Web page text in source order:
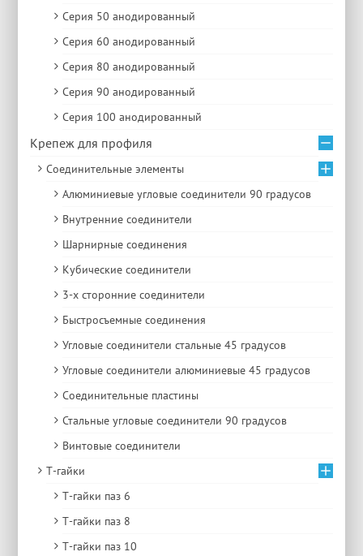
Серия 50 анодированный
Серия 60 анодированный
Серия 80 анодированный
Серия 90 анодированный
Серия 100 анодированный
Крепеж для профиля
Соединительные элементы
Алюминиевые угловые соединители 90 градусов
Внутренние соединители
Шарнирные соединения
Кубические соединители
3-х сторонние соединители
Быстросъемные соединения
Угловые соединители стальные 45 градусов
Угловые соединители алюминиевые 45 градусов
Соединительные пластины
Стальные угловые соединители 90 градусов
Винтовые соединители
Т-гайки
Т-гайки паз 6
Т-гайки паз 8
Т-гайки паз 10